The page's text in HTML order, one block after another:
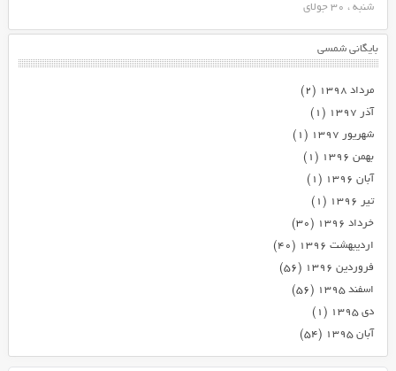
شنبه ، 30 جولای
بایگانی شمسی
مرداد ۱۳۹۸
(۲)
آذر ۱۳۹۷
(۱)
شهریور ۱۳۹۷
(۱)
بهمن ۱۳۹۶
(۱)
آبان ۱۳۹۶
(۱)
تیر ۱۳۹۶
(۱)
خرداد ۱۳۹۶
(۳۰)
اردیبهشت ۱۳۹۶
(۴۰)
فروردین ۱۳۹۶
(۵۶)
اسفند ۱۳۹۵
(۵۶)
دی ۱۳۹۵
(۱)
آبان ۱۳۹۵
(۵۴)